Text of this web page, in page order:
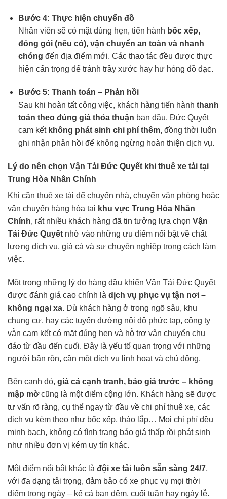
Bước 4: Thực hiện chuyển đồ
Nhân viên sẽ có mặt đúng hẹn, tiến hành bốc xếp,
đóng gói (nếu có), vận chuyển an toàn và nhanh
chóng đến địa điểm mới. Các thao tác đều được thực
hiện cẩn trọng để tránh trầy xước hay hư hỏng đồ đạc.
Bước 5: Thanh toán – Phản hồi
Sau khi hoàn tất công việc, khách hàng tiến hành thanh
toán theo đúng giá thỏa thuận ban đầu. Đức Quyết
cam kết không phát sinh chi phí thêm, đồng thời luôn
ghi nhận phản hồi để không ngừng hoàn thiện dịch vụ.
Lý do nên chọn Vận Tải Đức Quyết khi thuê xe tải tại
Trung Hòa Nhân Chính
Khi cần thuê xe tải để chuyển nhà, chuyển văn phòng hoặc
vận chuyển hàng hóa tại khu vực Trung Hòa Nhân
Chính, rất nhiều khách hàng đã tin tưởng lựa chọn Vận
Tải Đức Quyết nhờ vào những ưu điểm nổi bật về chất
lượng dịch vụ, giá cả và sự chuyên nghiệp trong cách làm
việc.
Một trong những lý do hàng đầu khiến Vận Tải Đức Quyết
được đánh giá cao chính là dịch vụ phục vụ tận nơi –
không ngại xa. Dù khách hàng ở trong ngõ sâu, khu
chung cư, hay các tuyến đường nội đô phức tạp, công ty
vẫn cam kết có mặt đúng hẹn và hỗ trợ vận chuyển chu
đáo từ đầu đến cuối. Đây là yếu tố quan trọng với những
người bận rộn, cần một dịch vụ linh hoạt và chủ động.
Bên cạnh đó, giá cả cạnh tranh, báo giá trước – không
mập mờcũng là một điểm cộng lớn. Khách hàng sẽ được
tư vấn rõ ràng, cụ thể ngay từ đầu về chi phí thuê xe, các
dịch vụ kèm theo như bốc xếp, tháo lắp… Mọi chi phí đều
minh bạch, không có tình trạng báo giá thấp rồi phát sinh
như nhiều đơn vị kém uy tín khác.
Một điểm nổi bật khác là đội xe tải luôn sẵn sàng 24/7,
với đa dạng tải trọng, đảm bảo có xe phục vụ mọi thời
điểm trong ngày – kể cả ban đêm, cuối tuần hay ngày lễ.